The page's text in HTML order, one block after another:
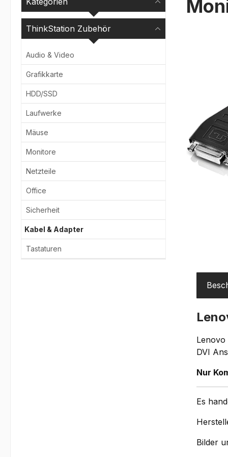
ThinkStation Zubehör
Audio & Video
Grafikkarte
HDD/SSD
Laufwerke
Mäuse
Monitore
Netzteile
Office
Sicherheit
Kabel & Adapter
Tastaturen
DVI
Nur
Es
Bilder